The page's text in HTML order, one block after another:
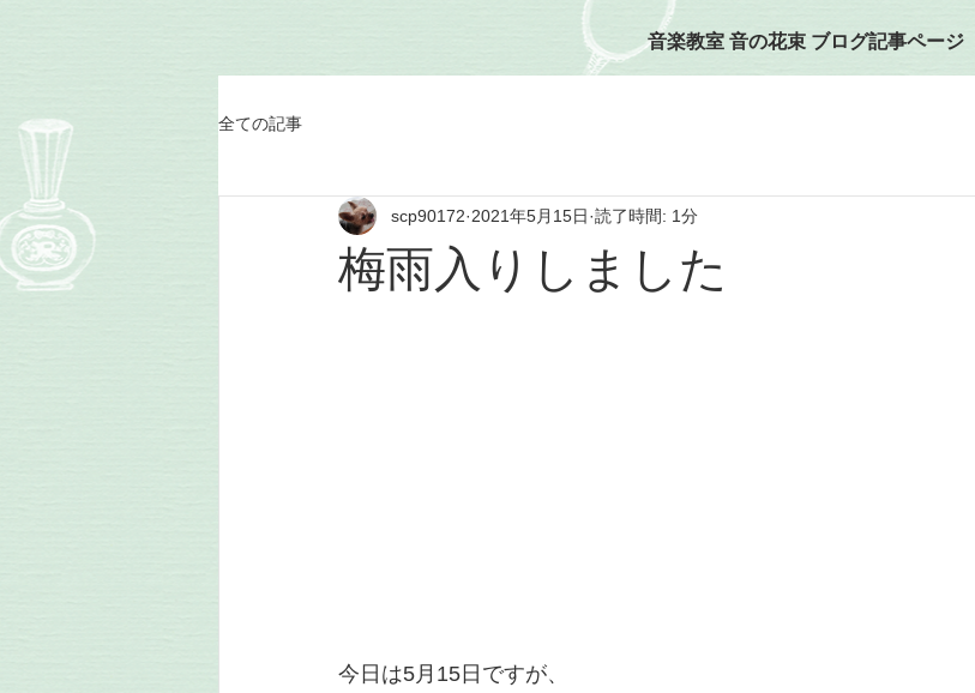
音楽教室 音の花束 ブログ記事ページ
全ての記事
梅雨入りしました
scp90172 2021年5月15日 読了時間: 1分
今日は5月15日ですが、